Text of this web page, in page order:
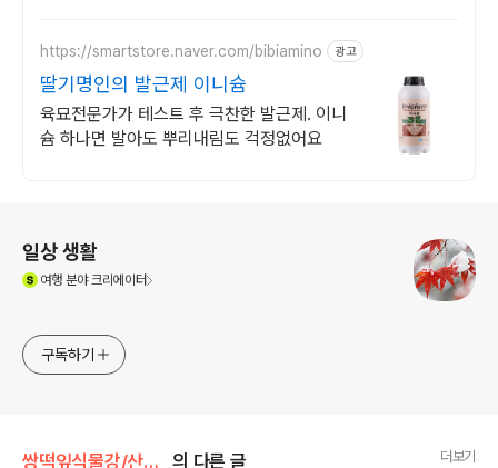
https://smartstore.naver.com/bibiamino 광고
딸기명인의 발근제 이니슘
육묘전문가가 테스트 후 극찬한 발근제. 이니
슘 하나면 발아도 뿌리내림도 걱정없어요
일상 생활
여행분야 크리에이터
구독하기
쌍떡잎식물강/산토끼꽃목 의 다른 글 더보기